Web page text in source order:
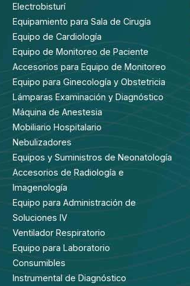
Electrobisturí
Equipamiento para Sala de Cirugía
Equipo de Cardiología
Equipo de Monitoreo de Paciente
Accesorios para Equipo de Monitoreo
Equipo para Ginecología y Obstetricia
Lámparas Examinación y Diagnóstico
Máquina de Anestesia
Mobiliario Hospitalario
Nebulizadores
Equipos y Suministros de Neonatología
Accesorios de Radiología e
Imagenología
Equipo para Administración de
Soluciones IV
Ventilador Respiratorio
Equipo para Laboratorio
Consumibles
Instrumental de Diagnóstico